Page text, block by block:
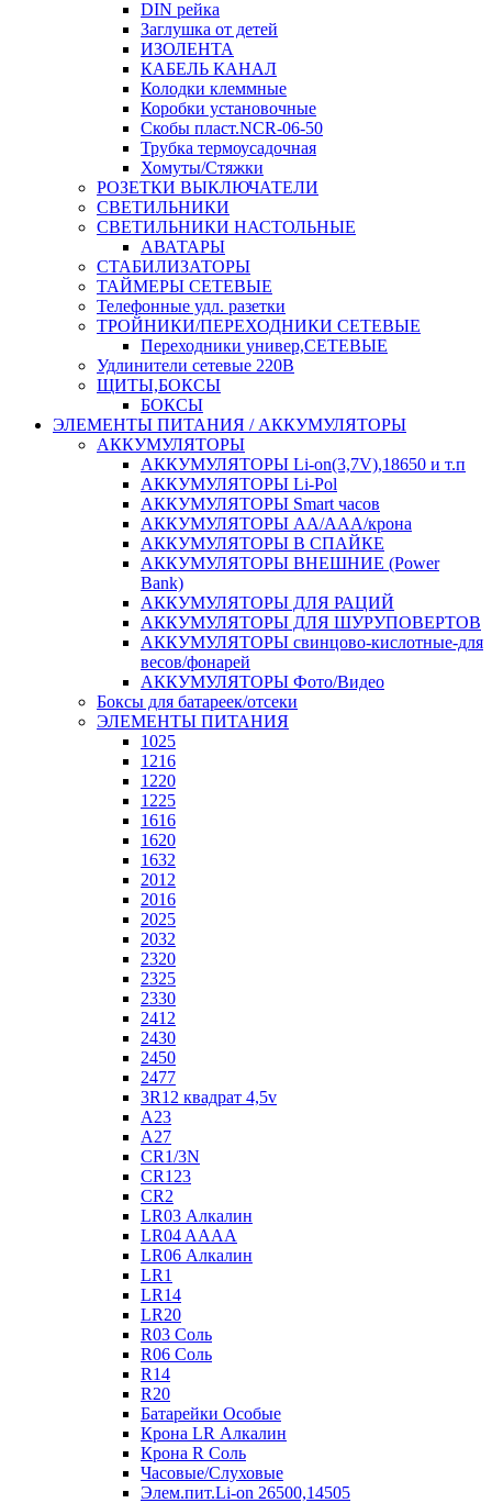
DIN рейка
Заглушка от детей
ИЗОЛЕНТА
КАБЕЛЬ КАНАЛ
Колодки клеммные
Коробки установочные
Скобы пласт.NCR-06-50
Трубка термоусадочная
Хомуты/Стяжки
РОЗЕТКИ ВЫКЛЮЧАТЕЛИ
СВЕТИЛЬНИКИ
СВЕТИЛЬНИКИ НАСТОЛЬНЫЕ
АВАТАРЫ
СТАБИЛИЗАТОРЫ
ТАЙМЕРЫ СЕТЕВЫЕ
Телефонные удл. разетки
ТРОЙНИКИ/ПЕРЕХОДНИКИ СЕТЕВЫЕ
Переходники универ,СЕТЕВЫЕ
Удлинители сетевые 220В
ЩИТЫ,БОКСЫ
БОКСЫ
ЭЛЕМЕНТЫ ПИТАНИЯ / АККУМУЛЯТОРЫ
АККУМУЛЯТОРЫ
АККУМУЛЯТОРЫ Li-on(3,7V),18650 и т.п
АККУМУЛЯТОРЫ Li-Pol
АККУМУЛЯТОРЫ Smart часов
АККУМУЛЯТОРЫ АА/ААА/крона
АККУМУЛЯТОРЫ В СПАЙКЕ
АККУМУЛЯТОРЫ ВНЕШНИЕ (Power
Bank)
АККУМУЛЯТОРЫ ДЛЯ РАЦИЙ
АККУМУЛЯТОРЫ ДЛЯ ШУРУПОВЕРТОВ
АККУМУЛЯТОРЫ свинцово-кислотные-для
весов/фонарей
АККУМУЛЯТОРЫ Фото/Видео
Боксы для батареек/отсеки
ЭЛЕМЕНТЫ ПИТАНИЯ
1025
1216
1220
1225
1616
1620
1632
2012
2016
2025
2032
2320
2325
2330
2412
2430
2450
2477
3R12 квадрат 4,5v
A23
A27
CR1/3N
CR123
CR2
LR03 Алкалин
LR04 AAAA
LR06 Алкалин
LR1
LR14
LR20
R03 Соль
R06 Соль
R14
R20
Батарейки Особые
Крона LR Алкалин
Крона R Соль
Часовые/Слуховые
Элем.пит.Li-on 26500,14505